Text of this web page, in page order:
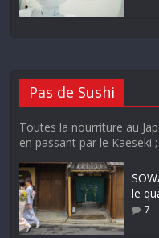
Pas de Sushi
Toutes la nourriture au
en passant par le Kaeseki
le
7